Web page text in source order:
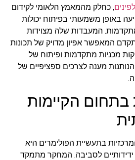
, כחלק מהמאמץ הלאומי לקידום
באופן משמעותי בפיתוח יכולות
המעבדות שלה מצוידות
המאפשר אפיון מדויק של תכונות
מכניות מתקדמות ופיתוח של
מענה לצרכים ספציפיים של
בתחום הקיימות
בתעשיית הפולימרים היא
ידידותיים לסביבה. המחקר מתמקד